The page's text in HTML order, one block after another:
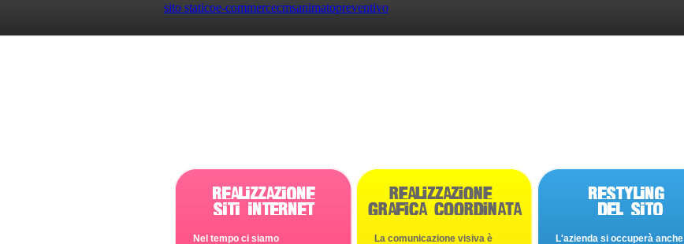
sito staticoe-commercecmsanimatopreventivo
Nel tempo ci siamo
La comunicazione visiva è
L'azienda si occuperà anche